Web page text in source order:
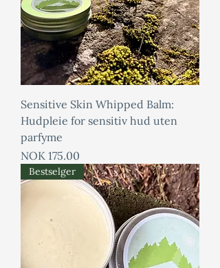
Sensitive Skin Whipped Balm:
Hudpleie for sensitiv hud uten
parfyme
Price
NOK 175.00
Bestselger